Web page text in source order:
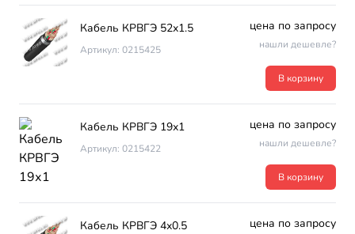
Кабель КРВГЭ 52х1.5
Артикул: 0215425
цена по запросу
нашли дешевле?
В корзину
Кабель КРВГЭ 19х1
Артикул: 0215422
цена по запросу
нашли дешевле?
В корзину
Кабель КРВГЭ 4х0.5 цена по запросу